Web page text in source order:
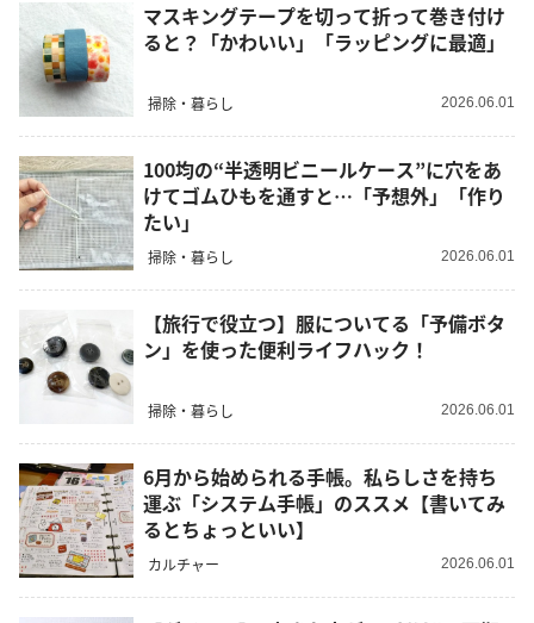
マスキングテープを切って折って巻き付け
ると？「かわいい」「ラッピングに最適」
掃除・暮らし 2026.06.01
100均の“半透明ビニールケース”に穴をあ
けてゴムひもを通すと…「予想外」「作り
たい」
掃除・暮らし 2026.06.01
【旅行で役立つ】服についてる「予備ボタ
ン」を使った便利ライフハック！
掃除・暮らし 2026.06.01
6月から始められる手帳。私らしさを持ち
運ぶ「システム手帳」のススメ【書いてみ
るとちょっといい】
カルチャー 2026.06.01